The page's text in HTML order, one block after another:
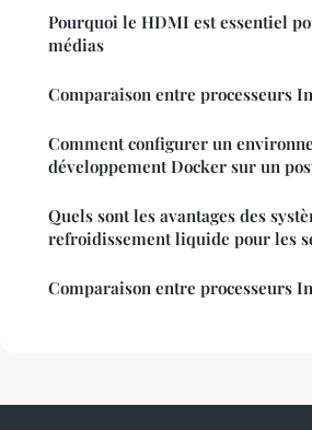
Pourquoi le HDMI est essentiel
médias
Comparaison entre processeurs
Comment configurer un
développement Docker sur un
Quels sont les avantages des
refroidissement liquide pour les
Comparaison entre processeurs